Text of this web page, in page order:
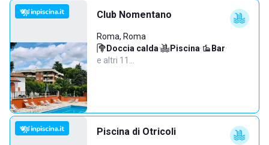
Club Nomentano
Roma, Roma
Doccia calda· Piscina· Bar·
e altri 11…
Piscina di Otricoli